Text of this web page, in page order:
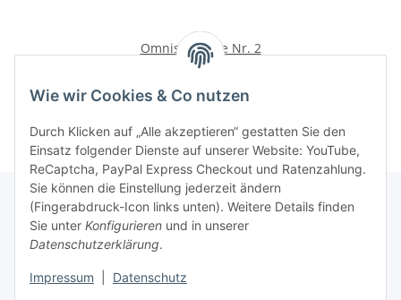
Omnis Kürette Nr. 2
25,90 €
Rechtliche Hinweise
Produktinformationen
Wie wir Cookies & Co nutzen
Durch Klicken auf „Alle akzeptieren“ gestatten Sie den
Einsatz folgender Dienste auf unserer Website: YouTube,
ReCaptcha, PayPal Express Checkout und Ratenzahlung.
Sie können die Einstellung jederzeit ändern
(Fingerabdruck-Icon links unten). Weitere Details finden
Sie unter Konfigurieren und in unserer
Datenschutzerklärung.
Impressum Datenschutz